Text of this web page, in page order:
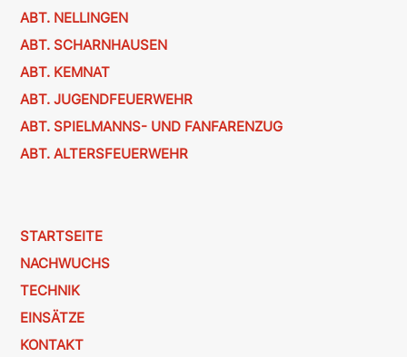
ABT. NELLINGEN
ABT. SCHARNHAUSEN
ABT. KEMNAT
ABT. JUGENDFEUERWEHR
ABT. SPIELMANNS- UND FANFARENZUG
ABT. ALTERSFEUERWEHR
STARTSEITE
NACHWUCHS
TECHNIK
EINSÄTZE
KONTAKT